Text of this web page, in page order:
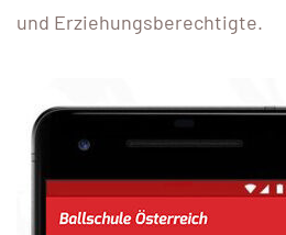
und Erziehungsberechtigte.